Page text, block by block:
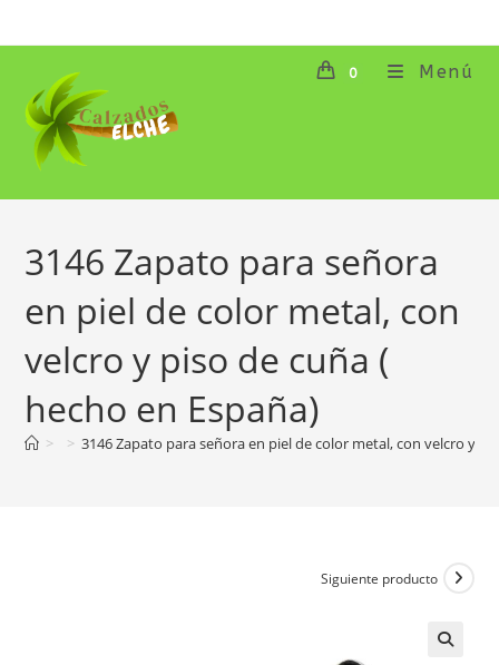
al
contenido
0 Menú
3146 Zapato para señora
en piel de color metal, con
velcro y piso de cuña (
hecho en España)
> > 3146 Zapato para señora en piel de color metal, con velcro y
Siguiente producto